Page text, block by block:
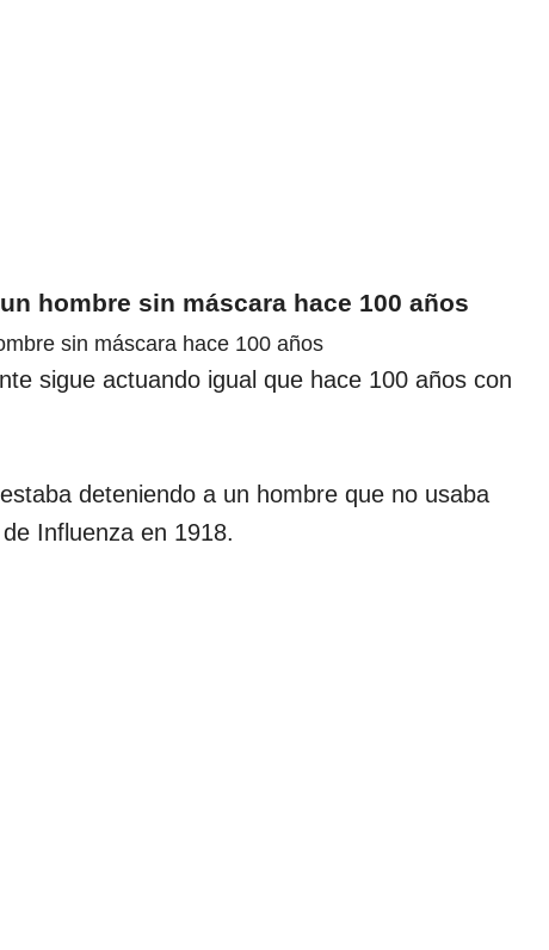
hombre sin máscara hace 100 años
sigue actuando igual que hace 100 años con
deteniendo a un hombre que no usaba
Influenza en 1918.